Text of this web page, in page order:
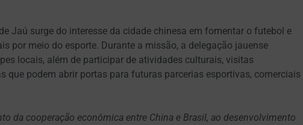
Jaú surge do interesse da cidade chinesa em fomentar o futebol e
por meio do esporte. Durante a missão, a delegação jauense
locais, além de participar de atividades culturais, visitas
que podem abrir portas para futuras parcerias esportivas, comerciais
da cooperação econômica entre China e Brasil, ao desenvolvimento